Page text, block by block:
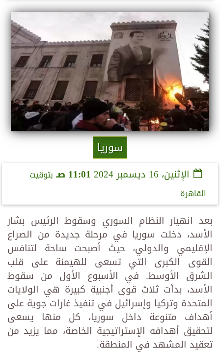
سوريا
الإثنين، 16 ديسمبر 2024 11:01 صـ
بتوقيت
القاهرة
بعد انهيار النظام السوري وسقوط الرئيس بشار
الأسد، دخلت سوريا في مرحلة جديدة من الصراع
الإقليمي والدولي، حيث أصبحت ساحة لتنافس
القوى الكبرى التي تسعى للهيمنة على قلب
الشرق الأوسط. في الأسبوع الأول من سقوط
الأسد، بدأت ثلاث قوى أجنبية كبيرة هي الولايات
المتحدة وتركيا وإسرائيل في تنفيذ غارات جوية على
أهداف متنوعة داخل سوريا، كل منها يسعى
لتحقيق أهدافه الإستراتيجية الخاصة، مما يزيد من
تعقيد المشهد في المنطقة.